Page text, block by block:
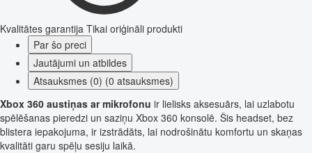
Kvalitātes garantija Tikai oriģināli produkti
Par šo preci
Jautājumi un atbildes
Atsauksmes (0) (0 atsauksmes)
Xbox 360 austiņas ar mikrofonu ir lielisks aksesuārs, lai uzlabotu
spēlēšanas pieredzi un saziņu Xbox 360 konsolē. Šis headset, bez
blistera iepakojuma, ir izstrādāts, lai nodrošinātu komfortu un skaņas
kvalitāti garu spēļu sesiju laikā.